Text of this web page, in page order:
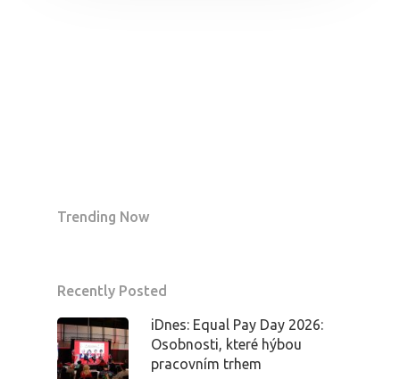
Trending Now
Recently Posted
iDnes: Equal Pay Day 2026:
Osobnosti, které hýbou
pracovním trhem